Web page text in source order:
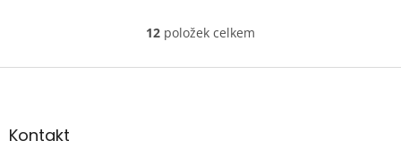
O
l
12 položek celkem
Z
aKontakt